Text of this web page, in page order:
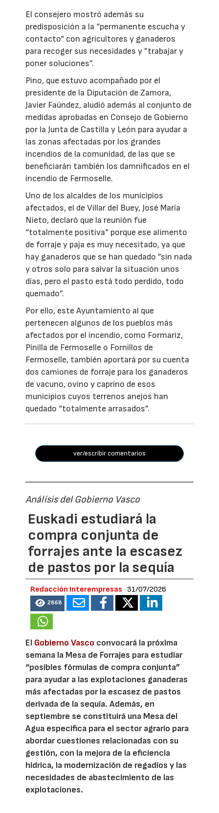
El consejero mostró además su
predisposición a la “permanente escucha y
contacto“ con agricultores y ganaderos
para recoger sus necesidades y ”trabajar y
poner soluciones”.
Pino, que estuvo acompañado por el
presidente de la Diputación de Zamora,
Javier Faúndez, aludió además al conjunto de
medidas aprobadas en Consejo de Gobierno
por la Junta de Castilla y León para ayudar a
las zonas afectadas por los grandes
incendios de la comunidad, de las que se
beneficiarán también los damnificados en el
incendio de Fermoselle.
Uno de los alcaldes de los municipios
afectados, el de Villar del Buey, José María
Nieto, declaró que la reunión fue
“totalmente positiva“ porque ese alimento
de forraje y paja es muy necesitado, ya que
hay ganaderos que se han quedado ”sin nada
y otros solo para salvar la situación unos
días, pero el pasto está todo perdido, todo
quemado”.
Por ello, este Ayuntamiento al que
pertenecen algunos de los pueblos más
afectados por el incendio, como Formariz,
Pinilla de Fermoselle o Fornillos de
Fermoselle, también aportará por su cuenta
dos camiones de forraje para los ganaderos
de vacuno, ovino y caprino de esos
municipios cuyos terrenos anejos han
quedado “totalmente arrasados”.
ver/escribir comentarios
Análisis del Gobierno Vasco
Euskadi estudiará la
compra conjunta de
forrajes ante la escasez
de pastos por la sequía
Redacción Interempresas 31/07/2026
2868
El Gobierno Vasco convocará la próxima
semana la Mesa de Forrajes para estudiar
“posibles fórmulas de compra conjunta”
para ayudar a las explotaciones ganaderas
más afectadas por la escasez de pastos
derivada de la sequía. Además, en
septiembre se constituirá una Mesa del
Agua específica para el sector agrario para
abordar cuestiones relacionadas con su
gestión, con la mejora de la eficiencia
hídrica, la modernización de regadíos y las
necesidades de abastecimiento de las
explotaciones.